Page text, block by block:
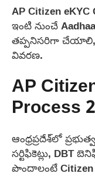
AP Citizen eKYC
ఇంటి నుంచే
తప్పనిసరిగా చేయాలి,
వివరణ.
AP
Process
ఆంధ్రప్రదేశ్‌లో
సర్టిఫికెట్లు, DBT
పొందాలంటే Citizen